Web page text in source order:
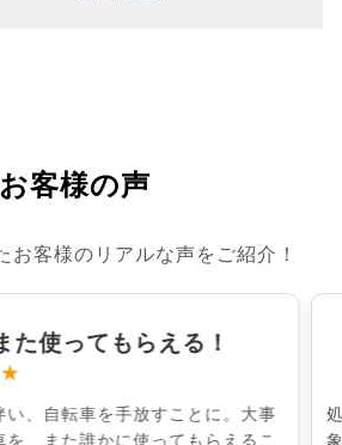
お客様の声
お客様のリアルな声をご紹介！
た使ってもらえる！
い、自転車を手放すことに。大事
を、また誰かに使ってもらえるこ